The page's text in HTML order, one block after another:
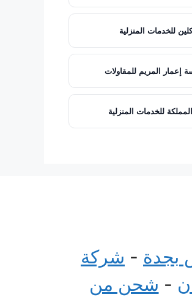
للخدمات المنزلية
إعمار المريم للمقاولات
للخدمات المنزلية
بجدة - شركة
- شحن من